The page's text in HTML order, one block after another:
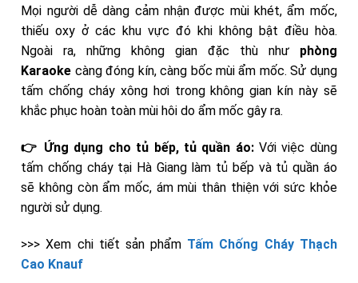
Mọi người dễ dàng cảm nhận được mùi khét, ẩm mốc,
thiếu oxy ở các khu vực đó khi không bật điều hòa.
Ngoài ra, những không gian đặc thù như phòng
Karaoke càng đóng kín, càng bốc mùi ẩm mốc. Sử dụng
tấm chống cháy xông hơi trong không gian kín này sẽ
khắc phục hoàn toàn mùi hôi do ẩm mốc gây ra.
👉 Ứng dụng cho tủ bếp, tủ quần áo:Với việc dùng
tấm chống cháy tại Hà Giang làm tủ bếp và tủ quần áo
sẽ không còn ẩm mốc, ám mùi thân thiện với sức khỏe
người sử dụng.
>>> Xem chi tiết sản phẩm Tấm Chống Cháy Thạch
Cao Knauf